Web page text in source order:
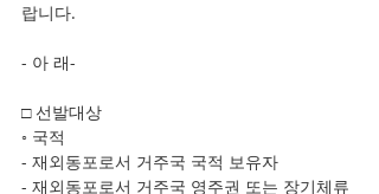
랍니다.
- 아 래-
□ 선발대상
◦ 국적
- 재외동포로서 거주국 국적 보유자
- 재외동포로서 거주국 영주권 또는 장기체류